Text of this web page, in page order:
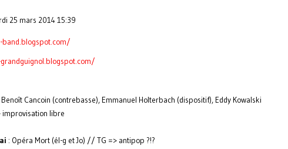
25 mars 2014 15:39
Benoît Cancoin (contrebasse), Emmanuel Holterbach (dispositif), Eddy Kowalski
improvisation libre
: Opéra Mort (él-g et Jo) // TG => antipop ?!?